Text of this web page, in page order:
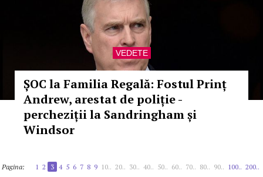
VEDETE
ȘOC la Familia Regală: Fostul Prinț
Andrew, arestat de poliție -
percheziții la Sandringham și
Windsor
Pagina: 1 2 3 4 5 6 7 8 9 10.. 20.. 30.. 40.. 50.. 60.. 70.. 80.. 90.. 100.. 200..